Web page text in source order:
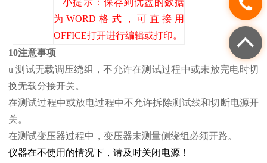
为WORD格式，可直接用
OFFICE打开进行编辑或打印。
10注意事项
u 测试无载调压绕组，不允许在测试过程中或未放完电时切
换无载分接开关。
在测试过程中或放电过程中不允许拆除测试线和切断电源开
关。
在测试变压器过程中，变压器未测量侧绕组必须开路。
仪器在不使用的情况下，请及时关闭电源！